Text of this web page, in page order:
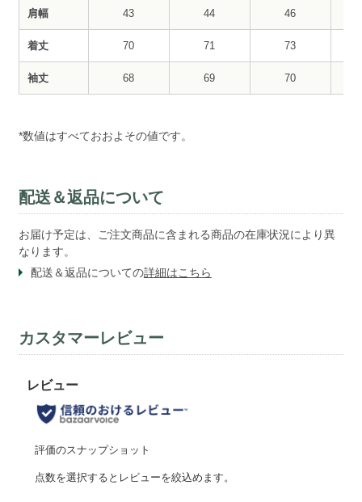
肩幅 43 44 46
着丈 70 71 73
袖丈 68 69 70
*数値はすべておおよその値です。
配送＆返品について
お届け予定は、ご注文商品に含まれる商品の在庫状況により異
なります。
配送＆返品についての詳細はこちら
カスタマーレビュー